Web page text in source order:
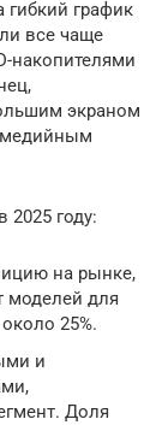
график
все чаще
накопителями
экраном
году:
на рынке,
моделей для
25%.
и
Доля